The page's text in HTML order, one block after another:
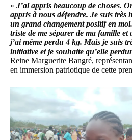
« J’ai appris beaucoup de choses.
appris à nous défendre. Je suis très
un grand changement positif en
triste de me séparer de ma famille et
j’ai même perdu 4 kg. Mais je suis
initiative et je souhaite qu’elle
Reine Marguerite Bangré,
en immersion patriotique de cette